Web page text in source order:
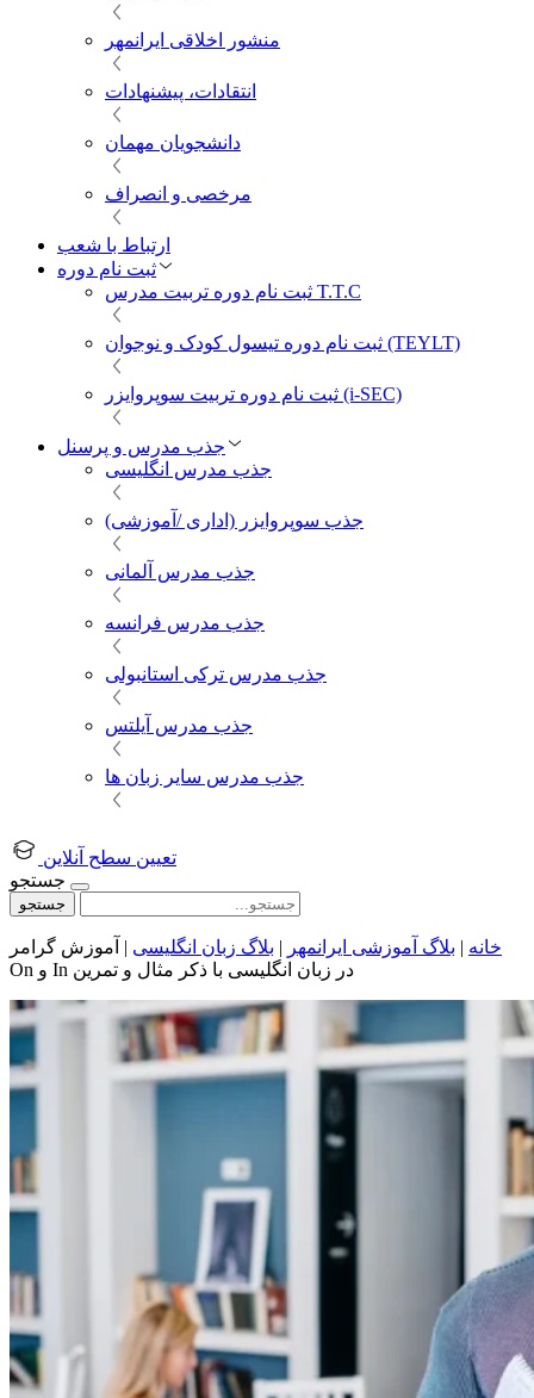
منشور اخلاقی ایرانمهر
انتقادات، پیشنهادات
دانشجویان مهمان
مرخصی و انصراف
ارتباط با شعب
ثبت نام دوره
ثبت نام دوره تربیت مدرس T.T.C
ثبت نام دوره تیسول کودک و نوجوان (TEYLT)
ثبت نام دوره تربیت سوپروایزر (i-SEC)
جذب مدرس و پرسنل
جذب مدرس انگلیسی
جذب سوپروایزر (اداری /آموزشی)
جذب مدرس آلمانی
جذب مدرس فرانسه
جذب مدرس ترکی استانبولی
جذب مدرس آیلتس
جذب مدرس سایر زبان ها
تعیین سطح آنلاین
جستجو
جستجو
خانه | بلاگ آموزشی ایرانمهر | بلاگ زبان انگلیسی | آموزش گرامر
On و In در زبان انگلیسی با ذکر مثال و تمرین